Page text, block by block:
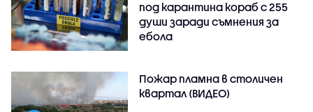
под карантина кораб с 255
души заради съмнения за
ебола
Пожар пламна в столичен
квартал (ВИДЕО)